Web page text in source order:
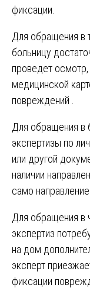
фиксации.
Для обращения в
больницу
проведет
медицинской
повреждений .
Для обращения в
экспертизы по
или другой
наличии
само направление.
Для обращения в
экспертиз
на дом
эксперт
фиксации